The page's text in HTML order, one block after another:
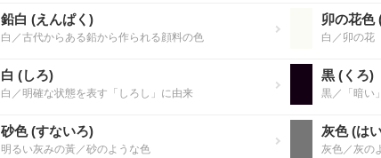
鉛白 (えんぱく)
白／古代からある鉛から作られる顔料の色
卯の花色
白／卯の花
白 (しろ)
白／明確な状態を表す「しろし」に由来
黒 (くろ)
黒／「暗い
砂色 (すないろ)
明るい灰みの黃／砂のような色
灰色 (は
灰色／灰の